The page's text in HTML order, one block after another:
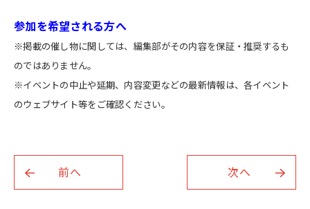
参加を希望される方へ
※掲載の催し物に関しては、編集部がその内容を保証・推奨するも
のではありません。
※イベントの中止や延期、内容変更などの最新情報は、各イベント
のウェブサイト等をご確認ください。
前へ 次へ